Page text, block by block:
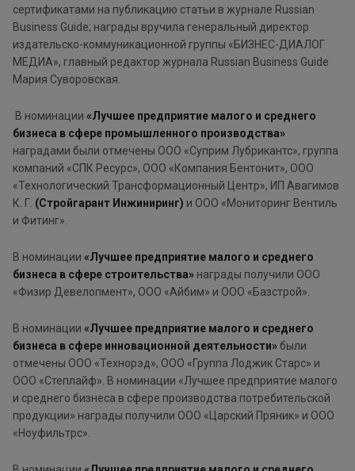
сертификатами на публикацию статьи в журнале Russian
Business Guide; награды вручила генеральный директор
издательско-коммуникационной группы «БИЗНЕС-ДИАЛОГ
МЕДИА», главный редактор журнала Russian Business Guide
Мария Суворовская.
В номинации «Лучшее предприятие малого и среднего
бизнеса в сфере промышленного производства»
наградами были отмечены ООО «Суприм Лубрикантс», группа
компаний «СПК Ресурс», ООО «Компания Бентонит», ООО
«Технологический Трансформационный Центр», ИП Авагимов
К. Г. (Стройгарант Инжиниринг) и ООО «Мониторинг Вентиль
и Фитинг».
В номинации «Лучшее предприятие малого и среднего
бизнеса в сфере строительства» награды получили ООО
«Физир Девелопмент», ООО «Айбим» и ООО «Базстрой».
В номинации «Лучшее предприятие малого и среднего
бизнеса в сфере инновационной деятельности»были
отмечены ООО «Технорэд», ООО «Группа Лоджик Старс» и
ООО «Степлайф». В номинации «Лучшее предприятие малого
и среднего бизнеса в сфере производства потребительской
продукции» награды получили ООО «Царский Пряник» и ООО
«Ноуфильтрс».